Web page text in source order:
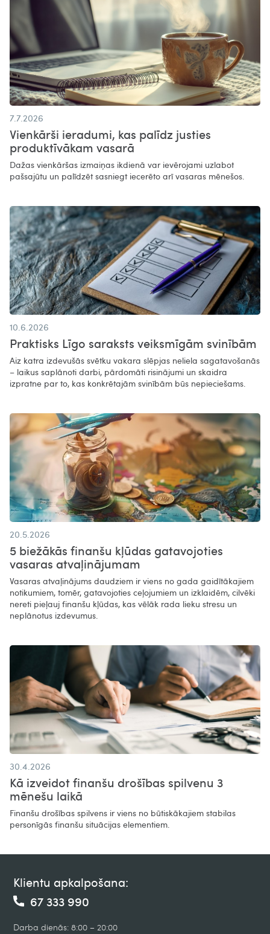
7.7.2026
Vienkārši ieradumi, kas palīdz justies
produktīvākam vasarā​
Dažas vienkāršas izmaiņas ikdienā var ievērojami uzlabot
pašsajūtu un palīdzēt sasniegt iecerēto arī vasaras mēnešos.
10.6.2026
Praktisks Līgo saraksts veiksmīgām svinībām
Aiz katra izdevušās svētku vakara slēpjas neliela sagatavošanās
– laikus saplānoti darbi, pārdomāti risinājumi un skaidra
izpratne par to, kas konkrētajām svinībām būs nepieciešams.
20.5.2026
5 biežākās finanšu kļūdas gatavojoties
vasaras atvaļinājumam
Vasaras atvaļinājums daudziem ir viens no gada gaidītākajiem
notikumiem, tomēr, gatavojoties ceļojumiem un izklaidēm, cilvēki
nereti pieļauj finanšu kļūdas, kas vēlāk rada lieku stresu un
neplānotus izdevumus.
30.4.2026
Kā izveidot finanšu drošības spilvenu 3
mēnešu laikā
Finanšu drošības spilvens ir viens no būtiskākajiem stabilas
personīgās finanšu situācijas elementiem.
Klientu apkalpošana:
67 333 990
Darba dienās: 8:00 – 20:00